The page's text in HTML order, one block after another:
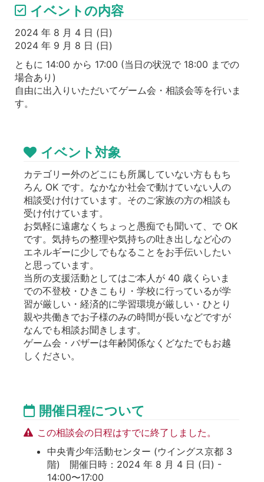
イベントの内容
2024 年 8 月 4 日 (日)
2024 年 9 月 8 日 (日)
ともに 14:00 から 17:00 (当日の状況で 18:00 までの
場合あり)
自由に出入りいただいてゲーム会・相談会等を行いま
す。
イベント対象
カテゴリー外のどこにも所属していない方ももち
ろん OK です。なかなか社会で動けていない人の
相談受け付けています。そのご家族の方の相談も
受け付けています。
お気軽に遠慮なくちょっと愚痴でも聞いて、で OK
です。気持ちの整理や気持ちの吐き出しなど心の
エネルギーに少しでもなることをお手伝いしたい
と思っています。
当所の支援活動としてはご本人が 40 歳くらいま
での不登校・ひきこもり・学校に行っているが学
習が厳しい・経済的に学習環境が厳しい・ひとり
親や共働きでお子様のみの時間が長いなどですが
なんでも相談お聞きします。
ゲーム会・バザーは年齢関係なくどなたでもお越
しください。
開催日程について
この相談会の日程はすでに終了しました。
中央青少年活動センター (ウイングス京都 3
階) 開催日時：2024 年 8 月 4 日 (日) -
14:00〜17:00